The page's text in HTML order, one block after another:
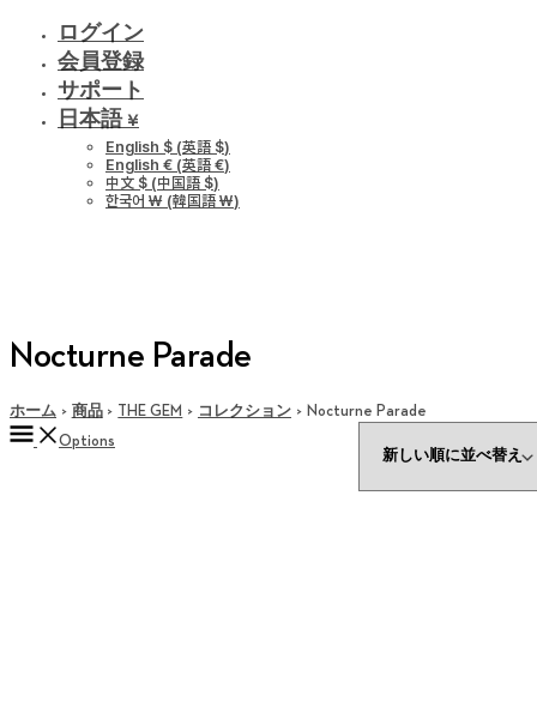
ログイン
会員登録
サポート
日本語 ¥
English $ (英語 $)
English € (英語 €)
中文 $ (中国語 $)
한국어 ￦ (韓国語 ￦)
Nocturne Parade
ホーム 商品 THE GEM コレクション
Nocturne Parade
Options